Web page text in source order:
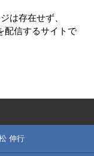
は存在せず、
配信するサイトで
伸行